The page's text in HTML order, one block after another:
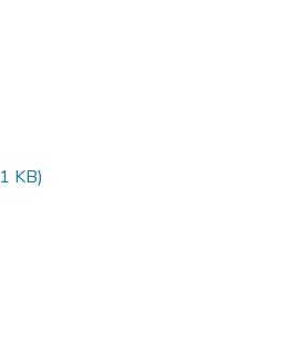
KB)